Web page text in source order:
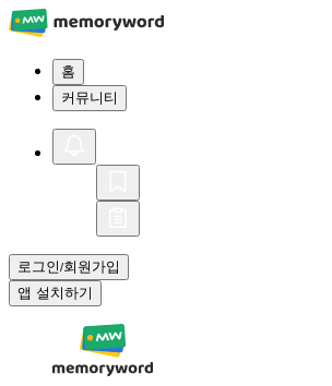
홈
커뮤니티
로그인/회원가입
앱 설치하기